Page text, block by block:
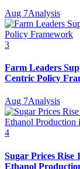
Aug 7Analysis
3
Farm Leaders
Centric Policy
Aug 7Analysis
4
Sugar Prices Rise
Ethanol